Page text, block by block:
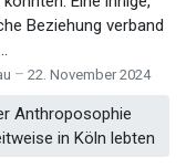
Beziehung verband
22. November 2024
Anthroposophie
in Köln lebten